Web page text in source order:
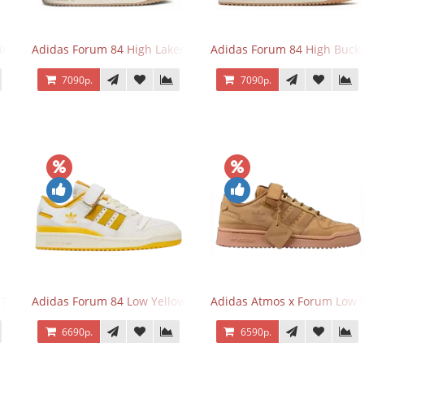
Adidas Forum 84 High Lakers
7090р.
Adidas Forum 84 High Bucks
7090р.
Triple MintAdidas Forum 84 Low Yellow
6690р.
Adidas Atmos x Forum Low Wheat Dark
6590р.